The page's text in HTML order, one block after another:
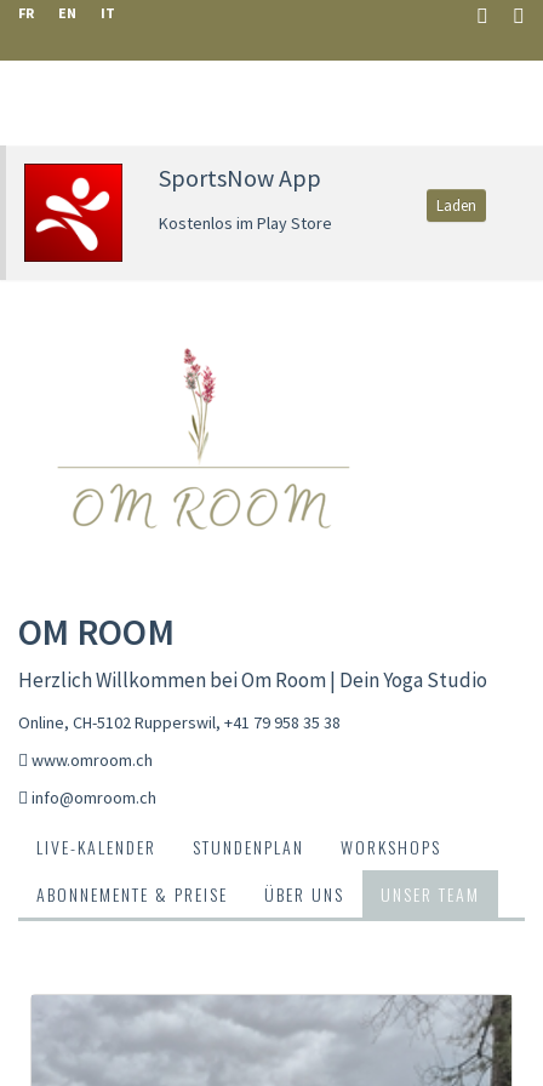
FR EN IT
SportsNow App
Kostenlos im Play Store
Laden
OM ROOM
Herzlich Willkommen bei Om Room | Dein Yoga Studio
Online, CH-5102 Rupperswil, +41 79 958 35 38
www.omroom.ch
info@omroom.ch
LIVE-KALENDER STUNDENPLAN
WORKSHOPS
ABONNEMENTE & PREISE
ÜBER UNS UNSER TEAM